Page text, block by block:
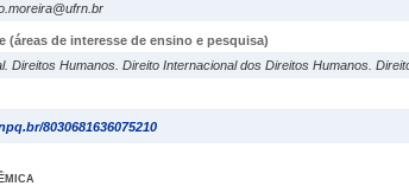
(áreas de interesse de ensino e pesquisa)
Direitos Humanos. Direito Internacional dos Direitos Humanos.
8030681636075210